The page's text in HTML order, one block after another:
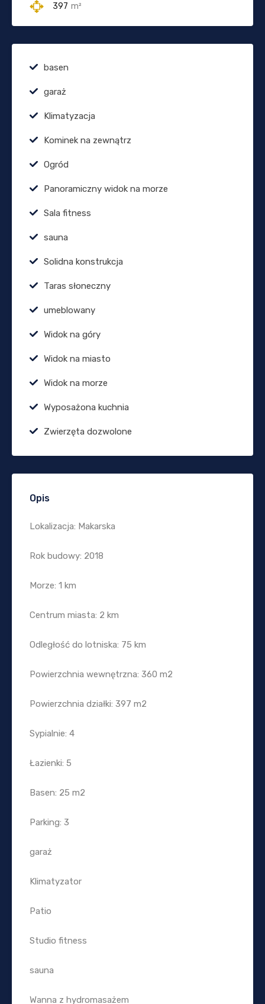
397 m²
basen
garaż
Klimatyzacja
Kominek na zewnątrz
Ogród
Panoramiczny widok na morze
Sala fitness
sauna
Solidna konstrukcja
Taras słoneczny
umeblowany
Widok na góry
Widok na miasto
Widok na morze
Wyposażona kuchnia
Zwierzęta dozwolone
Opis
Lokalizacja: Makarska
Rok budowy: 2018
Morze: 1 km
Centrum miasta: 2 km
Odległość do lotniska: 75 km
Powierzchnia wewnętrzna: 360 m2
Powierzchnia działki: 397 m2
Sypialnie: 4
Łazienki: 5
Basen: 25 m2
Parking: 3
garaż
Klimatyzator
Patio
Studio fitness
sauna
Wanna z hydromasażem